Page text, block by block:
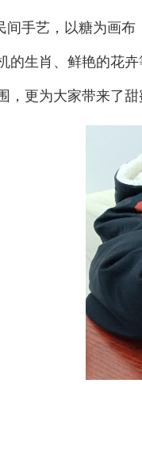
间手艺，以糖为画
的生肖、鲜艳的花
，更为大家带来了甜